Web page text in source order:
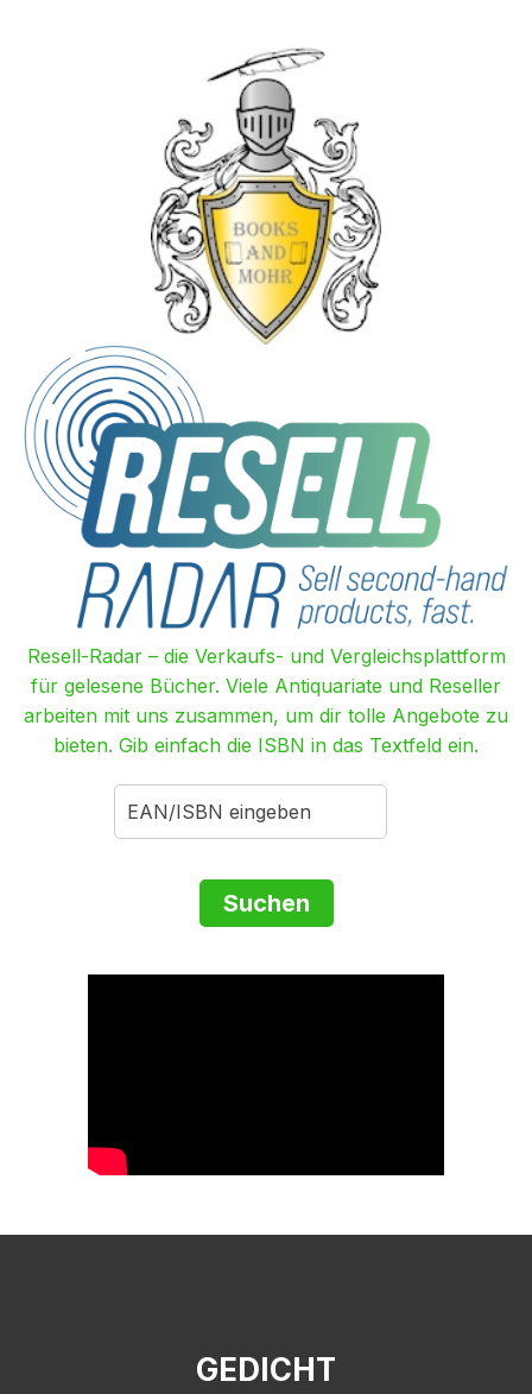
Resell-Radar – die Verkaufs- und Vergleichsplattform
für gelesene Bücher. Viele Antiquariate und Reseller
arbeiten mit uns zusammen, um dir tolle Angebote zu
bieten. Gib einfach die ISBN in das Textfeld ein.
GEDICHT